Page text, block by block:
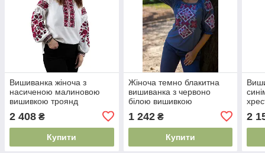
Вишиванка жіноча з
насиченою малиновою
вишивкою троянд
хрестиком у традиційному
стилі на білому фоні
2 408 ₴
Купити
Жіноча темно блакитна
вишиванка з червоно
білою вишивкою
чверті етно стиль
1 242₴
Купити
2